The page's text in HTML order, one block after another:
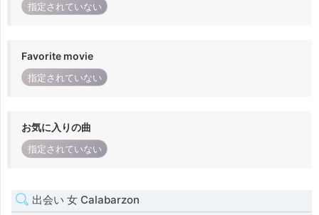
指定されていない
Favorite movie
指定されていない
お気に入りの曲
指定されていない
出会い 女 Calabarzon